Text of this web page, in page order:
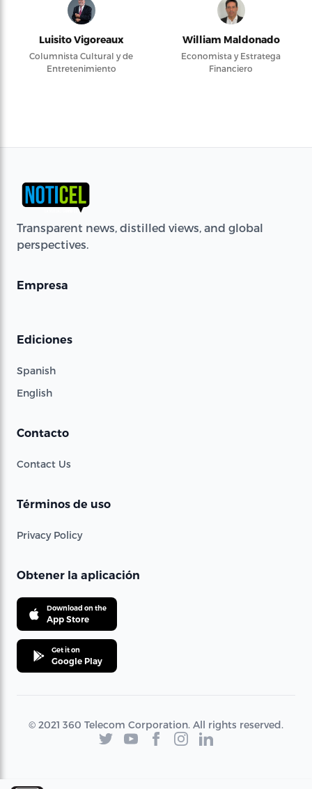
Luisito Vigoreaux
Columnista Cultural y de
Entretenimiento
William Maldonado
Economista y Estratega
Financiero
Transparent news, distilled views, and global
perspectives.
Empresa
Ediciones
Spanish
English
Contacto
Contact Us
Términos de uso
Privacy Policy
Obtener la aplicación
Download on the
App Store
Get it on
Google Play
© 2021 360 Telecom Corporation. All rights reserved.